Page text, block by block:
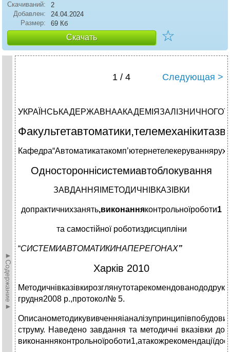
Скачиваний:
2
Добавлен:
24.04.2024
Размер:
69 Кб
Скачать ☆
►Содержание►
1 / 4 Следующая >
Одностороннісистемиавтоблокування
ЗАВДАННЯІМЕТОДИЧНІВКАЗІВКИ
допрактичнихзанять,виконанняконтрольноїроботи1
та самостійної роботиздисципліни
“СИСТЕМИАВТОМАТИКИНАПЕРЕГОНАХ”
Харків 2010
грудня2008 р.,протокол№ 5.
струму. Наведено завдання та методичні вказівки до